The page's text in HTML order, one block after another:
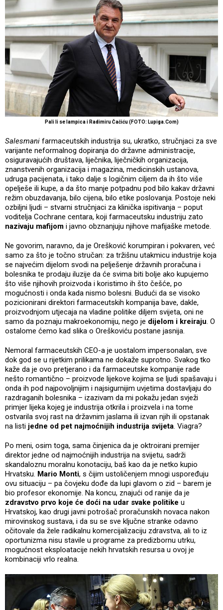
Pali li se lampica i Radimiru Čačiću (FOTO: Lupiga.Com)
Salesmani farmaceutskih industrija su, ukratko, stručnjaci za sve
varijante neformalnog dopiranja do državne administracije,
osiguravajućih društava, liječnika, liječničkih organizacija,
znanstvenih organizacija i magazina, medicinskih ustanova,
udruga pacijenata, i tako dalje s logičnim ciljem da ih što više
opelješe ili kupe, a da što manje potpadnu pod bilo kakav državni
režim obuzdavanja, bilo cijena, bilo etike poslovanja. Postoje neki
ozbiljni ljudi – stvarni stručnjaci za klinička ispitivanja – poput
voditelja Cochrane centara, koji farmaceutsku industriju zato
nazivaju mafijom i javno obznanjuju njihove mafijaške metode.
Ne govorim, naravno, da je Orešković korumpiran i pokvaren, već
samo za što je točno stručan: za tržišnu utakmicu industrije koja
se najvećim dijelom svodi na pelješenje državnih proračuna i
bolesnika te prodaju iluzije da će svima biti bolje ako kupujemo
što više njihovih proizvoda i koristimo ih što češće, po
mogućnosti i onda kada nismo bolesni. Budući da se visoko
pozicionirani direktori farmaceutskih kompanija bave, dakle,
proizvodnjom utjecaja na vladine politike diljem svijeta, oni ne
samo da poznaju makroekonomiju, nego je dijelom i kreiraju. O
ostalome ćemo kad slika o Oreškoviću postane jasnija.
Nemoral farmaceutskih CEO-a je uostalom impersonalan, sve
dok god se u rijetkim prilikama ne dokaže suprotno. Svakog tko
kaže da je ovo pretjerano i da farmaceutske kompanije rade
nešto romantično – proizvode lijekove kojima se ljudi spašavaju i
onda ih pod najpovoljnijim i najsigurnijim uvjetima dostavljaju do
razdraganih bolesnika – izazivam da mi pokažu jedan svježi
primjer lijeka kojeg je industrija otkrila i proizvela i na tome
ostvarila svoj rast na državnim jaslama ili izvan njih ili opstanak
na listi jedne od pet najmoćnijih industrija svijeta. Viagra?
Po meni, osim toga, sama činjenica da je oktroirani premijer
direktor jedne od najmoćnijih industrija na svijetu, sadrži
skandaloznu moralnu konotaciju, baš kao da je netko kupio
Hrvatsku. Mario Monti, s čijim ustoličenjem mnogi uspoređuju
ovu situaciju – pa čovjeku dođe da lupi glavom o zid – barem je
bio profesor ekonomije. Na koncu, znajući od ranije da je
zdravstvo prvo koje će doći na udar svake politike u
Hrvatskoj, kao drugi javni potrošač proračunskih novaca nakon
mirovinskog sustava, i da su se sve ključne stranke odavno
očitovale da žele radikalnu komercijalizaciju zdravstva, ali to iz
oportunizma nisu stavile u programe za predizbornu utrku,
mogućnost eksploatacije nekih hrvatskih resursa u ovoj je
kombinaciji vrlo realna.